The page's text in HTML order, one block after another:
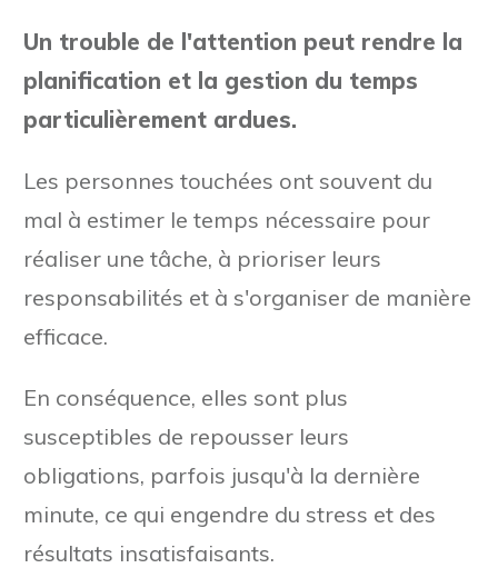
Un trouble de l'attention peut rendre la
planification et la gestion du temps
particulièrement ardues.
Les personnes touchées ont souvent du
mal à estimer le temps nécessaire pour
réaliser une tâche, à prioriser leurs
responsabilités et à s'organiser de manière
efficace.
En conséquence, elles sont plus
susceptibles de repousser leurs
obligations, parfois jusqu'à la dernière
minute, ce qui engendre du stress et des
résultats insatisfaisants.